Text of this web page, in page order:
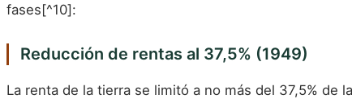
fases[^10]:
Reducción de rentas al 37,5% (1949)
La renta de la tierra se limitó a no más del 37,5%